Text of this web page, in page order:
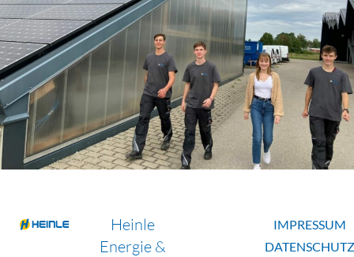
Heinle
Energie &
IMPRESSUM
DATENSCHUTZ